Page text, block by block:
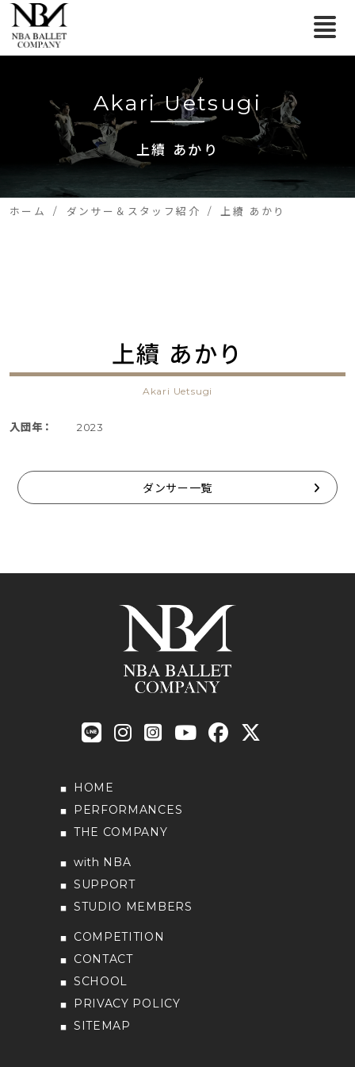
Akari Uetsugi
上續 あかり
ホーム ダンサー＆スタッフ紹介 上續 あかり
上續 あかり
Akari Uetsugi
入団年： 2023
ダンサー一覧
HOME
PERFORMANCES
THE COMPANY
with NBA
SUPPORT
STUDIO MEMBERS
COMPETITION
CONTACT
SCHOOL
PRIVACY POLICY
SITEMAP